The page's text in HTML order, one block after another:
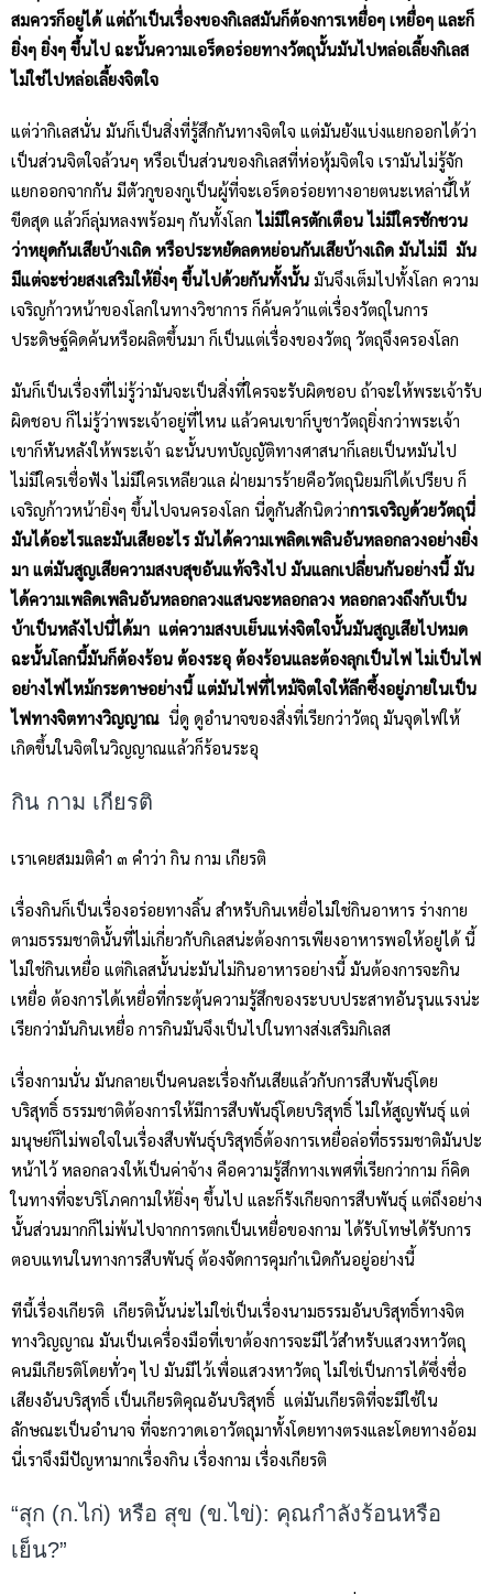
สมควรก็อยู่ได้ แต่ถ้าเป็นเรื่องของกิเลสมันก็ต้องการเหยื่อๆ เหยื่อๆ และก็
ยิ่งๆ ยิ่งๆ ขึ้นไป ฉะนั้นความเอร็ดอร่อยทางวัตถุนั้นมันไปหล่อเลี้ยงกิเลส
ไม่ใช่ไปหล่อเลี้ยงจิตใจ
แต่ว่ากิเลสนั่น มันก็เป็นสิ่งที่รู้สึกกันทางจิตใจ แต่มันยังแบ่งแยกออกได้ว่า
เป็นส่วนจิตใจล้วนๆ หรือเป็นส่วนของกิเลสที่ห่อหุ้มจิตใจ เรามันไม่รู้จัก
แยกออกจากกัน มีตัวกูของกูเป็นผู้ที่จะเอร็ดอร่อยทางอายตนะเหล่านี้ให้
ขีดสุด แล้วก็ลุ่มหลงพร้อมๆ กันทั้งโลกไม่มีใครตักเตือน ไม่มีใครชักชวน
ว่าหยุดกันเสียบ้างเถิด หรือประหยัดลดหย่อนกันเสียบ้างเถิด มันไม่มี มัน
มีแต่จะช่วยสงเสริมให้ยิ่งๆ ขึ้นไปด้วยกันทั้งนั้น มันจึงเต็มไปทั้งโลก ความ
เจริญก้าวหน้าของโลกในทางวิชาการ ก็ค้นคว้าแต่เรื่องวัตถุในการ
ประดิษฐ์คิดค้นหรือผลิตขึ้นมา ก็เป็นแต่เรื่องของวัตถุ วัตถุจึงครองโลก
มันก็เป็นเรื่องที่ไม่รู้ว่ามันจะเป็นสิ่งที่ใครจะรับผิดชอบ ถ้าจะให้พระเจ้ารับ
ผิดชอบ ก็ไม่รู้ว่าพระเจ้าอยู่ที่ไหน แล้วคนเขาก็บูชาวัตถุยิ่งกว่าพระเจ้า
เขาก็หันหลังให้พระเจ้า ฉะนั้นบทบัญญัติทางศาสนาก็เลยเป็นหมันไป
ไม่มีใครเชื่อฟัง ไม่มีใครเหลียวแล ฝ่ายมารร้ายคือวัตถุนิยมก็ได้เปรียบ ก็
เจริญก้าวหน้ายิ่งๆ ขึ้นไปจนครองโลก นี่ดูกันสักนิดว่าการเจริญด้วยวัตถุนี่
มันได้อะไรและมันเสียอะไร มันได้ความเพลิดเพลินอันหลอกลวงอย่างยิ่ง
มา แต่มันสูญเสียความสงบสุขอันแท้จริงไป มันแลกเปลี่ยนกันอย่างนี้ มัน
ได้ความเพลิดเพลินอันหลอกลวงแสนจะหลอกลวง หลอกลวงถึงกับเป็น
บ้าเป็นหลังไปนี่ได้มา แต่ความสงบเย็นแห่งจิตใจนั้นมันสูญเสียไปหมด
ฉะนั้นโลกนี้มันก็ต้องร้อน ต้องระอุ ต้องร้อนและต้องลุกเป็นไฟ ไม่เป็นไฟ
อย่างไฟไหม้กระดาษอย่างนี้ แต่มันไฟที่ไหม้จิตใจให้ลึกซึ้งอยู่ภายในเป็น
ไฟทางจิตทางวิญญาณ นี่ดู ดูอำนาจของสิ่งที่เรียกว่าวัตถุ มันจุดไฟให้
เกิดขึ้นในจิตในวิญญาณแล้วก็ร้อนระอุ
กิน กาม เกียรติ
เราเคยสมมติคำ ๓ คำว่า กิน กาม เกียรติ
เรื่องกินก็เป็นเรื่องอร่อยทางลิ้น สำหรับกินเหยื่อไม่ใช่กินอาหาร ร่างกาย
ตามธรรมชาตินั้นที่ไม่เกี่ยวกับกิเลสน่ะต้องการเพียงอาหารพอให้อยู่ได้ นี้
ไม่ใช่กินเหยื่อ แต่กิเลสนั้นน่ะมันไม่กินอาหารอย่างนี้ มันต้องการจะกิน
เหยื่อ ต้องการได้เหยื่อที่กระตุ้นความรู้สึกของระบบประสาทอันรุนแรงน่ะ
เรียกว่ามันกินเหยื่อ การกินมันจึงเป็นไปในทางส่งเสริมกิเลส
เรื่องกามนั่น มันกลายเป็นคนละเรื่องกันเสียแล้วกับการสืบพันธุ์โดย
บริสุทธิ์ ธรรมชาติต้องการให้มีการสืบพันธุ์โดยบริสุทธิ์ ไม่ให้สูญพันธุ์ แต่
มนุษย์ก็ไม่พอใจในเรื่องสืบพันธุ์บริสุทธิ์ต้องการเหยื่อล่อที่ธรรมชาติมันปะ
หน้าไว้ หลอกลวงให้เป็นค่าจ้าง คือความรู้สึกทางเพศที่เรียกว่ากาม ก็คิด
ในทางที่จะบริโภคกามให้ยิ่งๆ ขึ้นไป และก็รังเกียจการสืบพันธุ์ แต่ถึงอย่าง
นั้นส่วนมากก็ไม่พ้นไปจากการตกเป็นเหยื่อของกาม ได้รับโทษได้รับการ
ตอบแทนในทางการสืบพันธุ์ ต้องจัดการคุมกำเนิดกันอยู่อย่างนี้
ทีนี้เรื่องเกียรติ เกียรตินั้นน่ะไม่ใช่เป็นเรื่องนามธรรมอันบริสุทธิ์ทางจิต
ทางวิญญาณ มันเป็นเครื่องมือที่เขาต้องการจะมีไว้สำหรับแสวงหาวัตถุ
คนมีเกียรติโดยทั่วๆ ไป มันมีไว้เพื่อแสวงหาวัตถุ ไม่ใช่เป็นการได้ซึ่งชื่อ
เสียงอันบริสุทธิ์ เป็นเกียรติคุณอันบริสุทธิ์ แต่มันเกียรติที่จะมีใช้ใน
ลักษณะเป็นอำนาจ ที่จะกวาดเอาวัตถุมาทั้งโดยทางตรงและโดยทางอ้อม
นี่เราจึงมีปัญหามากเรื่องกิน เรื่องกาม เรื่องเกียรติ
“สุก (ก.ไก่) หรือ สุข (ข.ไข่): คุณกำลังร้อนหรือ
เย็น?”